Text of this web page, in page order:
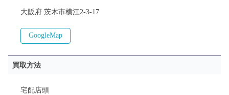
大阪府 茨木市横江2-3-17
GoogleMap
買取方法
宅配店頭